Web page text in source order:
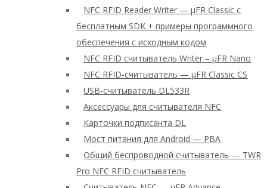
NFC RFID Reader Writer — μFR Classic с
бесплатным SDK + примеры программного
обеспечения с исходным кодом
NFC RFID считыватель Writer – μFR Nano
NFC RFID-считыватель — μFR Classic CS
USB-считыватель DL533R
Аксессуары для считывателя NFC
Карточки подписанта DL
Мост питания для Android — PBA
Общий беспроводной считыватель — TWR
Pro NFC RFID считыватель